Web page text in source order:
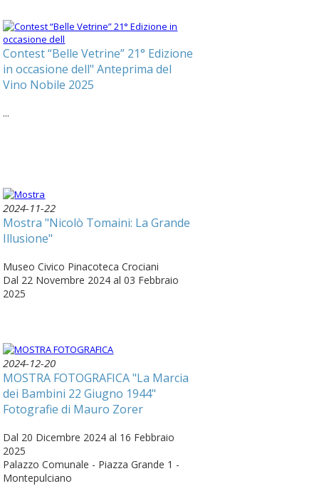
Contest “Belle Vetrine” 21° Edizione
in occasione dell" Anteprima del
Vino Nobile 2025
...
2024-11-22
Mostra "Nicolò Tomaini: La Grande
Illusione"
Museo Civico Pinacoteca Crociani
Dal 22 Novembre 2024 al 03 Febbraio
2025
2024-12-20
MOSTRA FOTOGRAFICA "La Marcia
dei Bambini 22 Giugno 1944"
Fotografie di Mauro Zorer
Dal 20 Dicembre 2024 al 16 Febbraio
2025
Palazzo Comunale - Piazza Grande 1 -
Montepulciano